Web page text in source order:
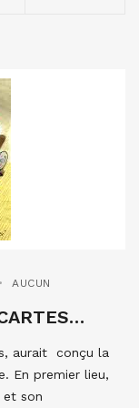
AUCUN
aurait conçu la
En premier lieu,
son